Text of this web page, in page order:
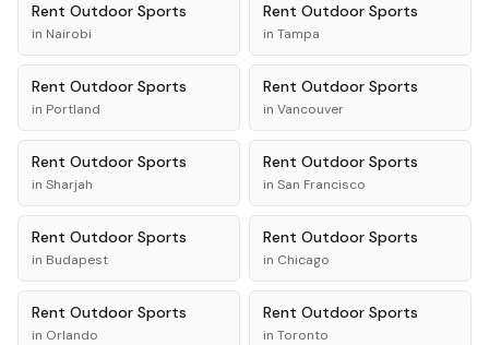
Rent Outdoor Sports
in Nairobi
Rent Outdoor Sports
in Tampa
Rent Outdoor Sports
in Portland
Rent Outdoor Sports
in Vancouver
Rent Outdoor Sports
in Sharjah
Rent Outdoor Sports
in San Francisco
Rent Outdoor Sports
in Budapest
Rent Outdoor Sports
in Chicago
Rent Outdoor Sports
in Orlando
Rent Outdoor Sports
in Toronto